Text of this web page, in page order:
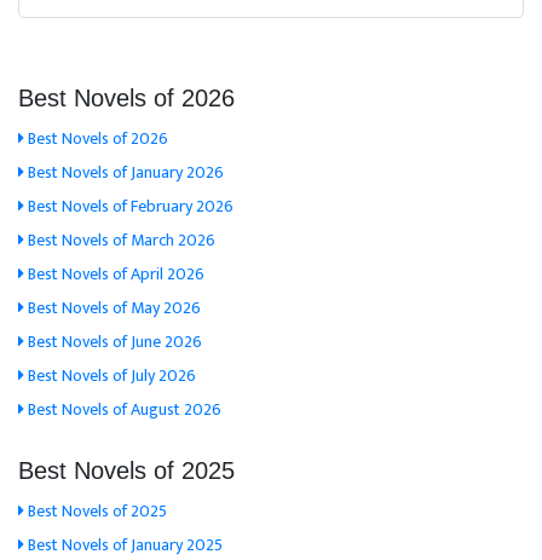
Best Novels of 2026
Best Novels of 2026
Best Novels of January 2026
Best Novels of February 2026
Best Novels of March 2026
Best Novels of April 2026
Best Novels of May 2026
Best Novels of June 2026
Best Novels of July 2026
Best Novels of August 2026
Best Novels of 2025
Best Novels of 2025
Best Novels of January 2025